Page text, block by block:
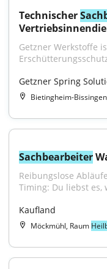
Technischer
Getzner Werkstoffe
Getzner Spring
Bietingheim-
Sachbearbeiter
Reibungslose
Timing: Du liebst es,
Kaufland
Möckmühl, Raum